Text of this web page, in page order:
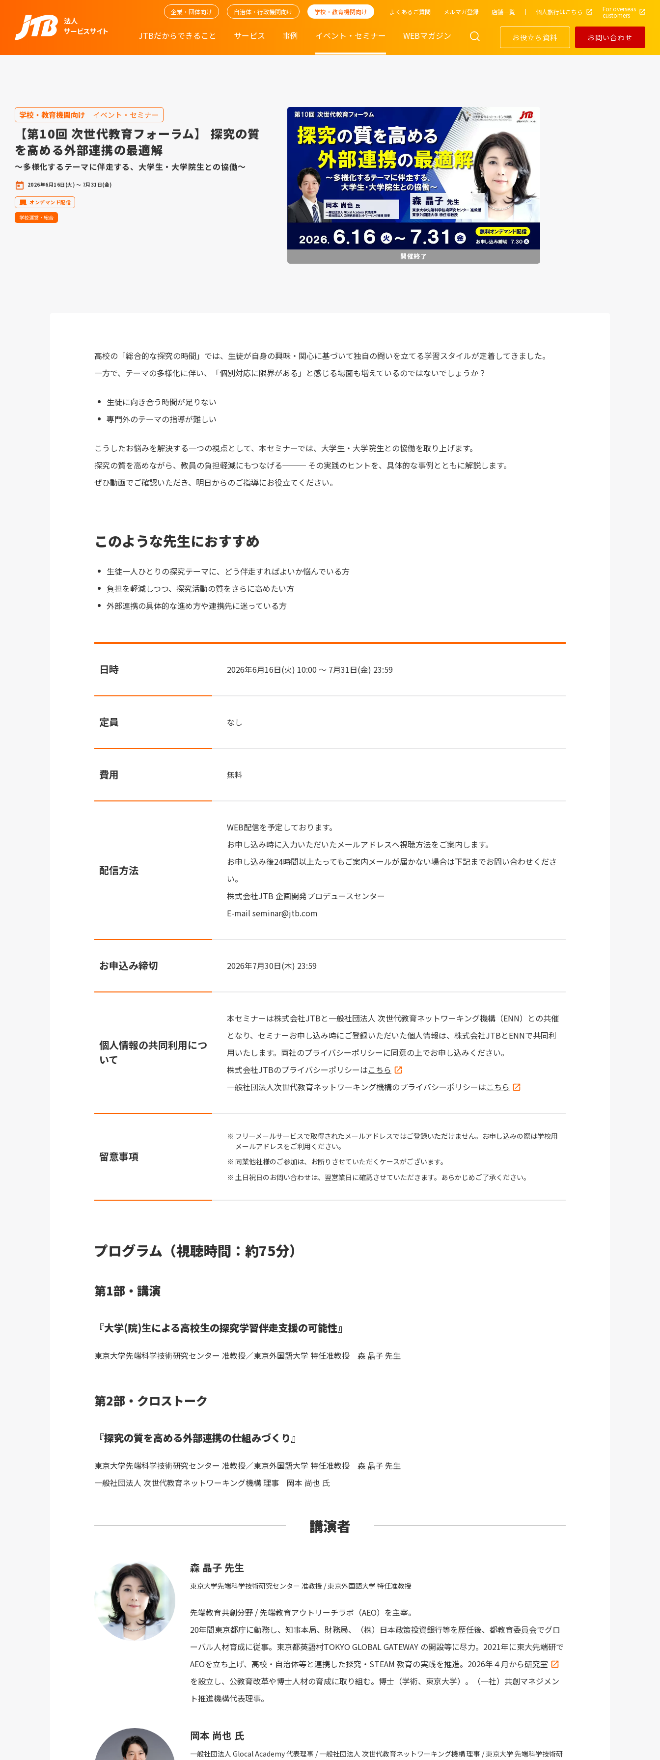
法人
サービスサイト
企業・団体向け 自治体・行政機関向け 学校・教育機関向け よくあるご質問 メルマガ登録 店舗一覧 個人旅行はこちら For overseas
customers
JTBだからできること サービス 事例 イベント・セミナー WEBマガジン お役立ち資料 お問い合わせ
学校・教育機関向け イベント・セミナー
【第10回 次世代教育フォーラム】 探究の質
を高める外部連携の最適解
～多様化するテーマに伴走する、大学生・大学院生との協働～
2026年6月16日(火) ～ 7月31日(金)
オンデマンド配信
学校運営・総合
高校の「総合的な探究の時間」では、生徒が自身の興味・関心に基づいて独自の問いを立てる学習スタイルが定着してきました。
一方で、テーマの多様化に伴い、「個別対応に限界がある」と感じる場面も増えているのではないでしょうか？
生徒に向き合う時間が足りない
専門外のテーマの指導が難しい
こうしたお悩みを解決する一つの視点として、本セミナーでは、大学生・大学院生との協働を取り上げます。
探究の質を高めながら、教員の負担軽減にもつなげる─── その実践のヒントを、具体的な事例とともに解説します。
ぜひ動画でご確認いただき、明日からのご指導にお役立てください。
このような先生におすすめ
生徒一人ひとりの探究テーマに、どう伴走すればよいか悩んでいる方
負担を軽減しつつ、探究活動の質をさらに高めたい方
外部連携の具体的な進め方や連携先に迷っている方
日時 2026年6月16日(火) 10:00 ～ 7月31日(金) 23:59
定員 なし
費用 無料
配信方法
WEB配信を予定しております。
お申し込み時に入力いただいたメールアドレスへ視聴方法をご案内します。
お申し込み後24時間以上たってもご案内メールが届かない場合は下記までお問い合わせくださ
い。
株式会社JTB 企画開発プロデュースセンター
E-mail seminar@jtb.com
お申込み締切 2026年7月30日(木) 23:59
個人情報の共同利用につ
いて
本セミナーは株式会社JTBと一般社団法人 次世代教育ネットワーキング機構（ENN）との共催
となり、セミナーお申し込み時にご登録いただいた個人情報は、株式会社JTBとENNで共同利
用いたします。両社のプライバシーポリシーに同意の上でお申し込みください。
株式会社JTBのプライバシーポリシーはこちら
一般社団法人次世代教育ネットワーキング機構のプライバシーポリシーはこちら
留意事項
フリーメールサービスで取得されたメールアドレスではご登録いただけません。お申し込みの際は学校用
メールアドレスをご利用ください。
同業他社様のご参加は、お断りさせていただくケースがございます。
土日祝日のお問い合わせは、翌営業日に確認させていただきます。あらかじめご了承ください。
プログラム（視聴時間：約75分）
第1部・講演
『大学(院)生による高校生の探究学習伴走支援の可能性』
東京大学先端科学技術研究センター 准教授／東京外国語大学 特任准教授 森 晶子 先生
第2部・クロストーク
『探究の質を高める外部連携の仕組みづくり』
東京大学先端科学技術研究センター 准教授／東京外国語大学 特任准教授 森 晶子 先生
一般社団法人 次世代教育ネットワーキング機構 理事 岡本 尚也 氏
講演者
森 晶子 先生
東京大学先端科学技術研究センター 准教授 / 東京外国語大学 特任准教授
先端教育共創分野 / 先端教育アウトリーチラボ（AEO）を主宰。
20年間東京都庁に勤務し、知事本局、財務局、（株）日本政策投資銀行等を歴任後、都教育委員会でグロ
ーバル人材育成に従事。東京都英語村TOKYO GLOBAL GATEWAY の開設等に尽力。2021年に東大先端研で
AEOを立ち上げ、高校・自治体等と連携した探究・STEAM 教育の実践を推進。2026年４月から研究室
を設立し、公教育改革や博士人材の育成に取り組む。博士（学術、東京大学）。（一社）共創マネジメン
ト推進機構代表理事。
岡本 尚也 氏
一般社団法人 Glocal Academy 代表理事 / 一般社団法人 次世代教育ネットワーキング機構 理事 / 東京大学 先端科学技術研